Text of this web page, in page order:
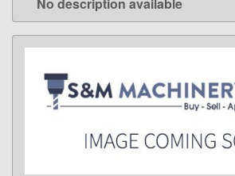
LEARN MORE
No description available